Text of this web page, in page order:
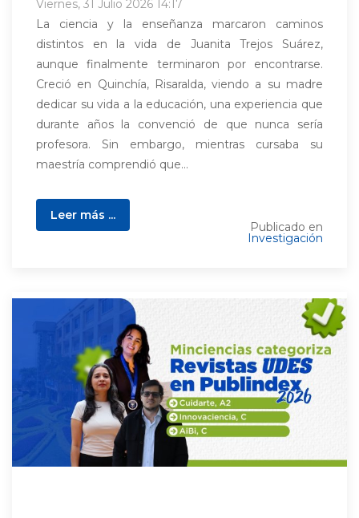
Viernes, 31 Julio 2026 14:17
La ciencia y la enseñanza marcaron caminos
distintos en la vida de Juanita Trejos Suárez,
aunque finalmente terminaron por encontrarse.
Creció en Quinchía, Risaralda, viendo a su madre
dedicar su vida a la educación, una experiencia que
durante años la convenció de que nunca sería
profesora. Sin embargo, mientras cursaba su
maestría comprendió que...
Leer más ...
Publicado en
Investigación